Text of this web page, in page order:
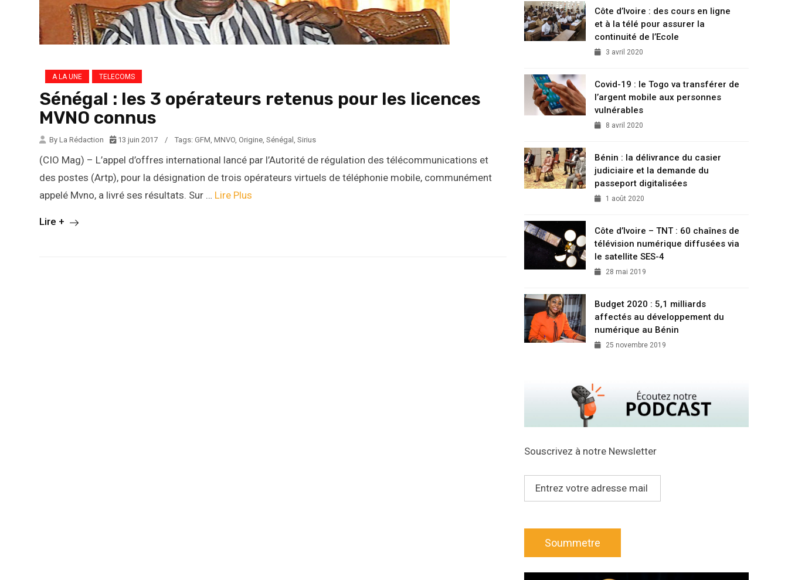
A LA UNE TELECOMS
Sénégal : les 3 opérateurs retenus pour les licences
MVNO connus
By La Rédaction 13 juin 2017 / Tags: GFM, MNVO, Origine, Sénégal , Sirius
(CIO Mag) – L’appel d’offres international lancé par l’Autorité de régulation des télécommunications et
des postes (Artp), pour la désignation de trois opérateurs virtuels de téléphonie mobile, communément
appelé Mvno, a livré ses résultats. Sur … Lire Plus
Lire +
Côte d’Ivoire : des cours en ligne
et à la télé pour assurer la
continuité de l’Ecole
3 avril 2020
Covid-19 : le Togo va transférer de
l’argent mobile aux personnes
vulnérables
8 avril 2020
Bénin : la délivrance du casier
judiciaire et la demande du
passeport digitalisées
1 août 2020
Côte d’Ivoire – TNT : 60 chaînes de
télévision numérique diffusées via
le satellite SES-4
28 mai 2019
Budget 2020 : 5,1 milliards
affectés au développement du
numérique au Bénin
25 novembre 2019
Souscrivez à notre Newsletter